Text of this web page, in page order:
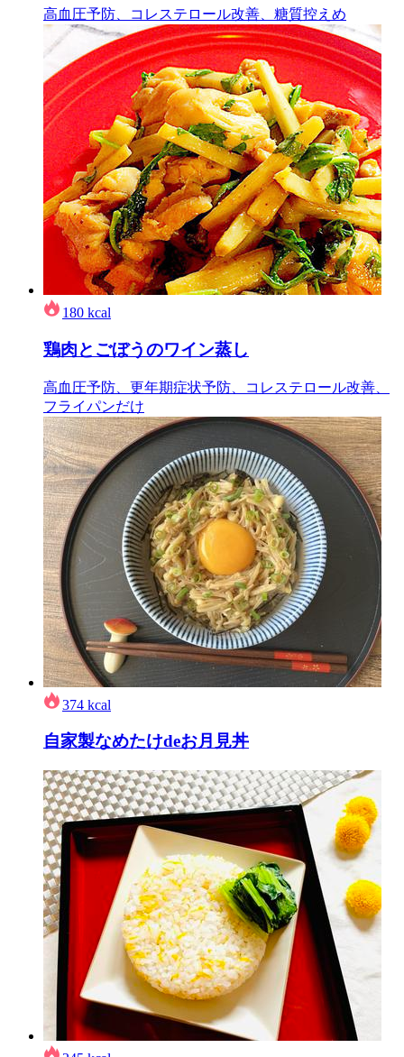
高血圧予防、コレステロール改善、糖質控えめ
180 kcal
鶏肉とごぼうのワイン蒸し
高血圧予防、更年期症状予防、コレステロール改善、
フライパンだけ
374 kcal
自家製なめたけdeお月見丼